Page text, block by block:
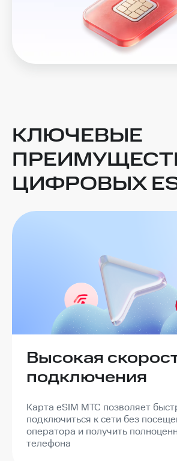
КЛЮЧЕВЫЕ
ЦИФРОВЫХ
Высокая
подключения
Карта eSIM МТС позволяет
подключиться к сети без
оператора и получить
телефона